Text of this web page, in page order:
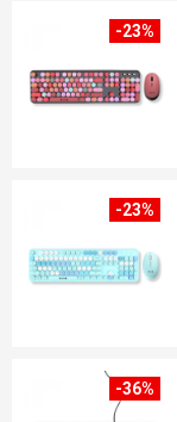
-23%
-23%
-36%